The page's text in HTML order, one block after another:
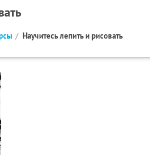
Научитесь лепить и рисовать